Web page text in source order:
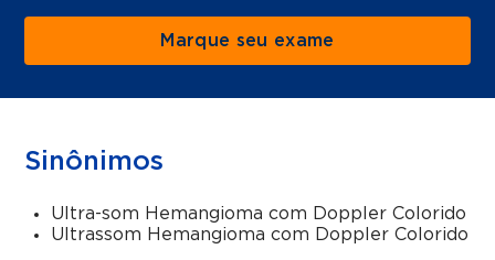
Marque seu exame
Sinônimos
Ultra-som Hemangioma com Doppler Colorido
Ultrassom Hemangioma com Doppler Colorido